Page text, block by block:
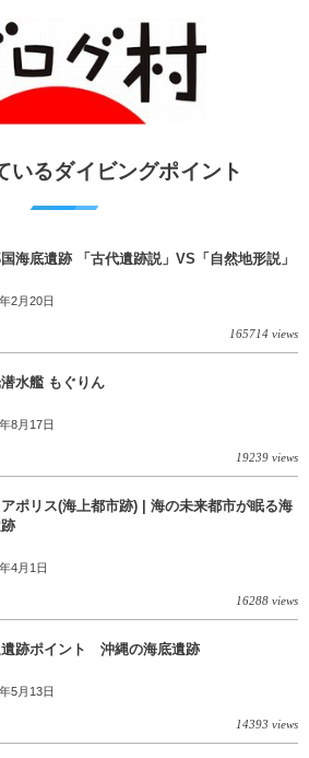
いるダイビングポイント
海底遺跡 「古代遺跡説」VS「自然地形説」
2月20日
165714 views
水艦 もぐりん
8月17日
19239 views
ポリス(海上都市跡) | 海の未来都市が眠る海
4月1日
16288 views
跡ポイント 沖縄の海底遺跡
5月13日
14393 views